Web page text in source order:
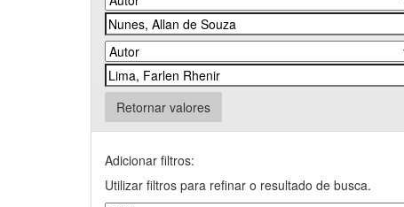
Retornar valores
Adicionar filtros:
Utilizar filtros para refinar o resultado de busca.